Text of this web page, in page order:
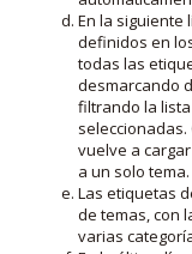
En la siguiente
definidos en
todas las
desmarcando
filtrando la
vuelve a
a un solo tema.
Las etiquetas
de temas, con
varias